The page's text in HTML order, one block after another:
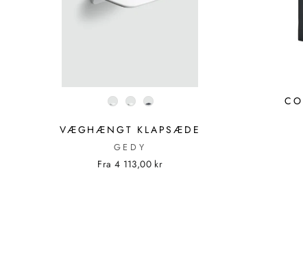
VÆGHÆNGT KLAPSÆDE
GEDY
Fra 4 113,00 kr